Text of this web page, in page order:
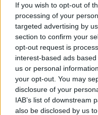
If you wish to opt-out of
processing of your
targeted advertising by
section to confirm your
opt-out request is
interest-based ads
us or personal
your opt-out. You may
disclosure of your
IAB’s list of downstream
also be disclosed by us